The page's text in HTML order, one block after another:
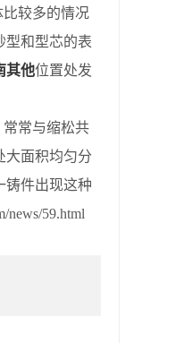
较多的情况
型和型芯的表
其他位置处发
常与缩松共
大面积均匀分
铸件出现这种
59.html